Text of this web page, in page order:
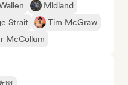
Midland
Strait
Tim McGraw
McCollum